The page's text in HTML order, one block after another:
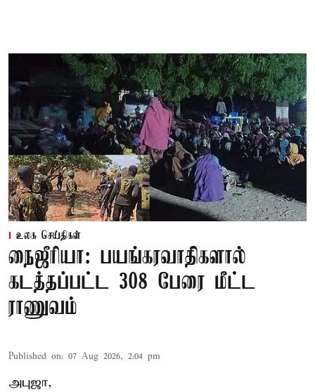
உலக செய்திகள்
நைஜீரியா: பயங்கரவாதிகளால்
கடத்தப்பட்ட 308 பேரை மீட்ட
ராணுவம்
Published on: 07 Aug 2026, 2:04 pm
அபுஜா,